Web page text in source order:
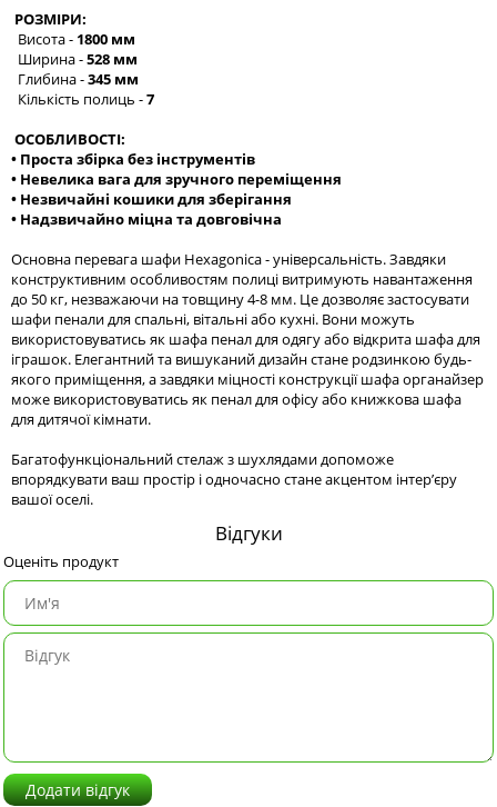
РОЗМІРИ:
Висота - 1800 мм
Ширина -528 мм
Глибина -345 мм
Кількість полиць -7
ОСОБЛИВОСТІ:
• Проста збірка без інструментів
• Невелика вага для зручного переміщення
• Незвичайні кошики для зберігання
• Надзвичайно міцна та довговічна
Основна перевага шафи Hexagonica - універсальність. Завдяки
конструктивним особливостям полиці витримують навантаження
до 50 кг, незважаючи на товщину 4-8 мм. Це дозволяє застосувати
шафи пенали для спальні, вітальні або кухні. Вони можуть
використовуватись як шафа пенал для одягу або відкрита шафа для
іграшок. Елегантний та вишуканий дизайн стане родзинкою будь-
якого приміщення, а завдяки міцності конструкції шафа органайзер
може використовуватись як пенал для офісу або книжкова шафа
для дитячої кімнати.
Багатофункціональний стелаж з шухлядами допоможе
впорядкувати ваш простір і одночасно стане акцентом інтер’єру
вашої оселі.
Відгуки
Оценіть продукт
Додати відгук